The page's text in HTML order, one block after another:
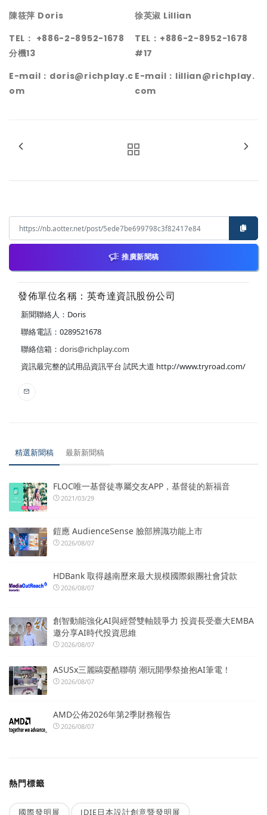
陳筱萍 Doris
TEL ： +886-2-8952-1678
分機13
E-mail ：doris@richplay.c
om
徐英淑 Lillian
TEL ：+886-2-8952-1678
#17
E-mail ：lillian@richplay.
com
推廣新聞稿
發佈單位名稱：英奇達資訊股份公司
新聞聯絡人：Doris
聯絡電話：0289521678
聯絡信箱： doris@richplay.com
資訊最完整的試用品資訊平台 試民大道 http://www.tryroad.com/
精選新聞稿 最新新聞稿
FLOC唯一基督徒專屬交友APP，基督徒的新福音
2021/03/29
鎧應 AudienceSense 臉部辨識功能上市
2026/08/07
HDBank 取得越南歷來最大規模國際銀團社會貸款
2026/08/07
創智動能強化AI與經營雙軸競爭力 投資長受臺大EMBA
邀分享AI時代投資思維
2026/08/07
ASUSx三麗鷗耍酷聯萌 潮玩開學祭搶抱AI筆電！
2026/08/07
AMD公佈2026年第2季財務報告
2026/08/07
熱門標籤
國際發明展 JDIE日本設計創意暨發明展